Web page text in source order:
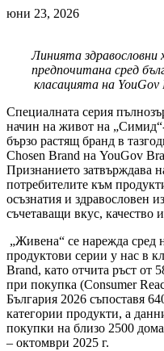
юни 23, 2026
Линията здравословни
предпочитана сред
класацията на
Специалната серия
начин на живот на
бързо растящ бранд в
Chosen Brand на YouGov
Признанието затвърждава
потребителите към
осъзнатия и здравословен
съчетаващи вкус, качество
„Живена“ се нарежда сред
продуктови серии у нас в
Brand, като отчита ръст от
при покупка (Consumer
България 2026 съпоставя
категории продукти, а
покупки на близо 2500
– октомври 2025 г.